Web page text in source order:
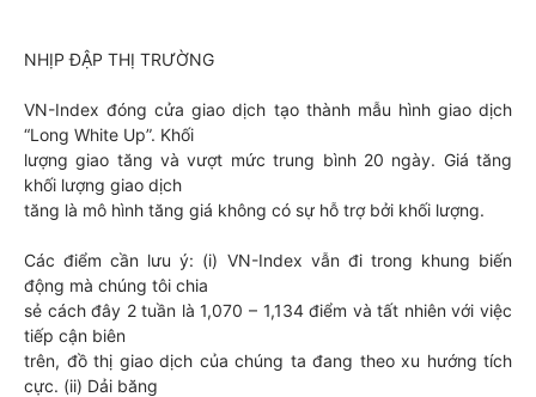
NHỊP ĐẬP THỊ TRƯỜNG
VN-Index đóng cửa giao dịch tạo thành mẫu hình giao dịch
“Long White Up”. Khối
lượng giao tăng và vượt mức trung bình 20 ngày. Giá tăng
khối lượng giao dịch
tăng là mô hình tăng giá không có sự hỗ trợ bởi khối lượng.
Các điểm cần lưu ý: (i) VN-Index vẫn đi trong khung biến
động mà chúng tôi chia
sẻ cách đây 2 tuần là 1,070 – 1,134 điểm và tất nhiên với việc
tiếp cận biên
trên, đồ thị giao dịch của chúng ta đang theo xu hướng tích
cực. (ii) Dải băng